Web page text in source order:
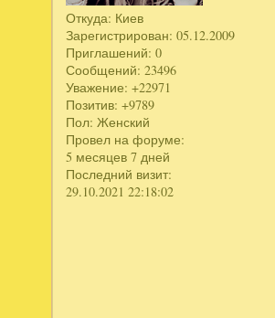
Откуда: Киев
Зарегистрирован: 05.12.2009
Приглашений: 0
Сообщений: 23496
Уважение: +22971
Позитив: +9789
Пол: Женский
Провел на форуме:
5 месяцев 7 дней
Последний визит:
29.10.2021 22:18:02